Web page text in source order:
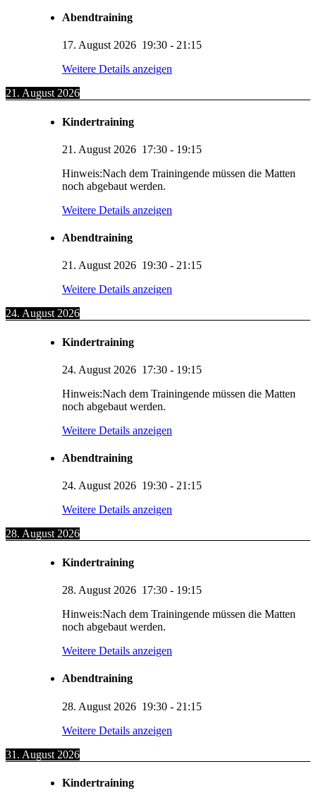
Abendtraining
17. August 2026 19:30 - 21:15
Weitere Details anzeigen
21. August 2026
Kindertraining
21. August 2026 17:30 - 19:15
Hinweis:Nach dem Trainingende müssen die Matten
noch abgebaut werden.
Weitere Details anzeigen
Abendtraining
21. August 2026 19:30 - 21:15
Weitere Details anzeigen
24. August 2026
Kindertraining
24. August 2026 17:30 - 19:15
Hinweis:Nach dem Trainingende müssen die Matten
noch abgebaut werden.
Weitere Details anzeigen
Abendtraining
24. August 2026 19:30 - 21:15
Weitere Details anzeigen
28. August 2026
Kindertraining
28. August 2026 17:30 - 19:15
Hinweis:Nach dem Trainingende müssen die Matten
noch abgebaut werden.
Weitere Details anzeigen
Abendtraining
28. August 2026 19:30 - 21:15
Weitere Details anzeigen
31. August 2026
Kindertraining